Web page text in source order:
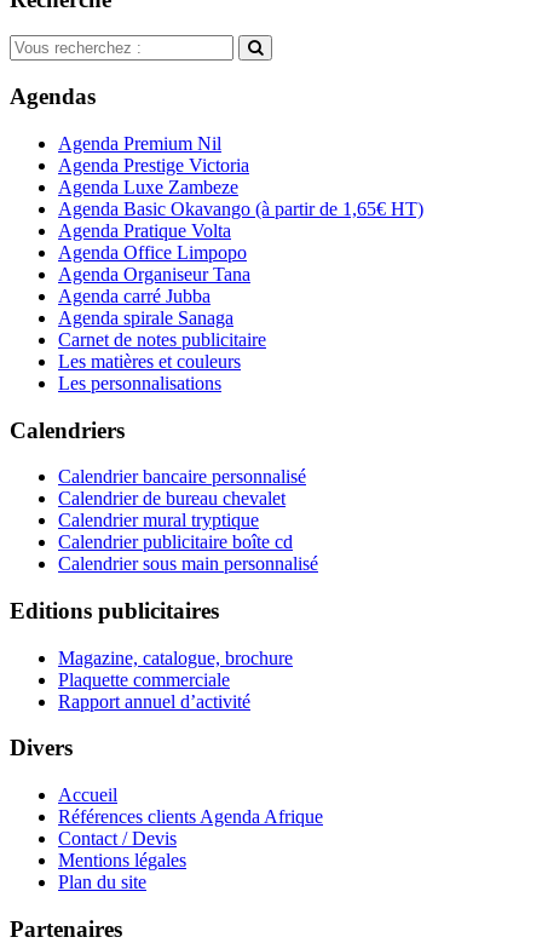
Agendas
Agenda Premium Nil
Agenda Prestige Victoria
Agenda Luxe Zambeze
Agenda Basic Okavango (à partir de 1,65€ HT)
Agenda Pratique Volta
Agenda Office Limpopo
Agenda Organiseur Tana
Agenda carré Jubba
Agenda spirale Sanaga
Carnet de notes publicitaire
Les matières et couleurs
Les personnalisations
Calendriers
Calendrier bancaire personnalisé
Calendrier de bureau chevalet
Calendrier mural tryptique
Calendrier publicitaire boîte cd
Calendrier sous main personnalisé
Editions publicitaires
Magazine, catalogue, brochure
Plaquette commerciale
Rapport annuel d’activité
Divers
Accueil
Références clients Agenda Afrique
Contact / Devis
Mentions légales
Plan du site
Partenaires